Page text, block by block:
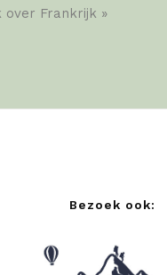
over Frankrijk »
Bezoek ook: